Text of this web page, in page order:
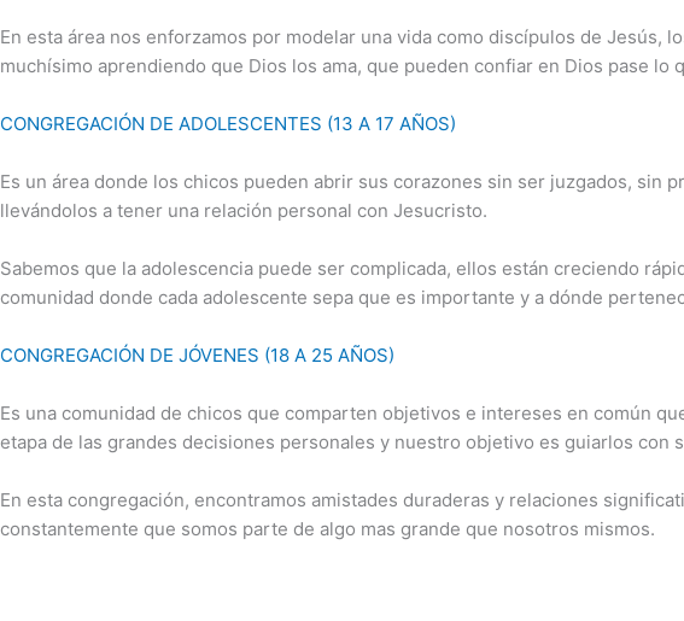
En esta área nos enforzamos por modelar una vida como discípulos de Jesús,
muchísimo aprendiendo que Dios los ama, que pueden confiar en Dios pase lo
CONGREGACIÓN DE ADOLESCENTES (13 A 17 AÑOS)
Es un área donde los chicos pueden abrir sus corazones sin ser juzgados,
llevándolos a tener una relación personal con Jesucristo.
Sabemos que la adolescencia puede ser complicada, ellos están creciendo
comunidad donde cada adolescente sepa que es importante y a dónde
CONGREGACIÓN DE JÓVENES (18 A 25 AÑOS)
Es una comunidad de chicos que comparten objetivos e intereses en común
etapa de las grandes decisiones personales y nuestro objetivo es guiarlos
En esta congregación, encontramos amistades duraderas y relaciones
constantemente que somos parte de algo mas grande que nosotros mismos.